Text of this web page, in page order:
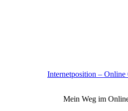
Internetposition – Online
Mein Weg im